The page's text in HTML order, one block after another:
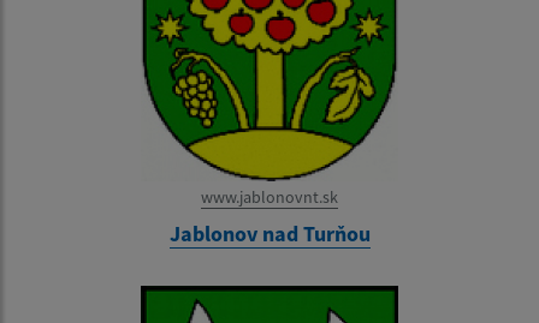
www.jablonovnt.sk
Jablonov nad Turňou